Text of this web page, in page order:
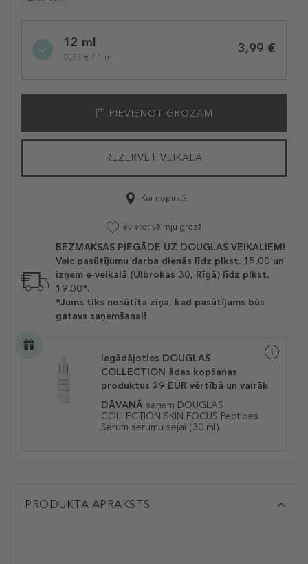
variation12 ml
0,33 € / 1 ml
3,99 €
PIEVIENOT GROZAM
REZERVĒT VEIKALĀ
Kur nopirkt?
Ievietot vēlmju grozā
BEZMAKSAS PIEGĀDE UZ DOUGLAS VEIKALIEM!
Veic pasūtījumu darba dienās līdz plkst. 15.00 un
izņem e-veikalā (Ulbrokas 30, Rīgā) līdz plkst.
19.00*.
*Jums tiks nosūtīta ziņa, kad pasūtījums būs
gatavs saņemšanai!
Iegādājoties DOUGLAS
COLLECTION ādas kopšanas
produktus 29 EUR vērtībā un vairāk
DĀVANĀ saņem DOUGLAS
COLLECTION SKIN FOCUS Peptides
Serum serumu sejai (30 ml).
PRODUKTA APRAKSTS